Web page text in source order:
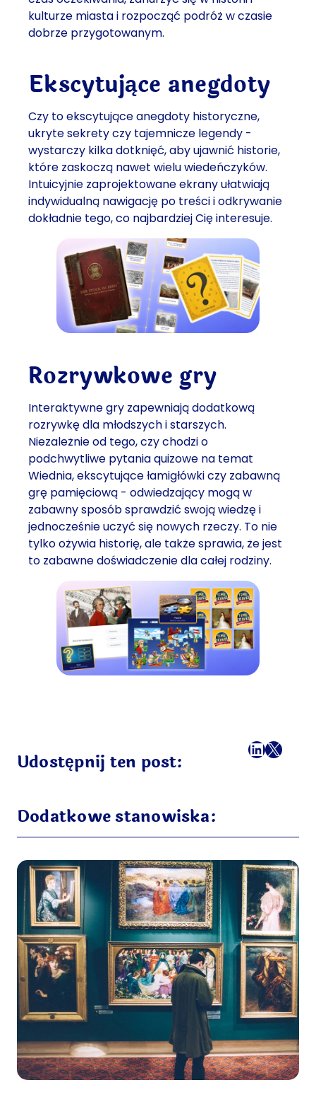
kulturze miasta i rozpocząć podróż w czasie
dobrze przygotowanym.
Ekscytujące anegdoty
Czy to ekscytujące anegdoty historyczne,
ukryte sekrety czy tajemnicze legendy -
wystarczy kilka dotknięć, aby ujawnić historie,
które zaskoczą nawet wielu wiedeńczyków.
Intuicyjnie zaprojektowane ekrany ułatwiają
indywidualną nawigację po treści i odkrywanie
dokładnie tego, co najbardziej Cię interesuje.
Rozrywkowe gry
Interaktywne gry zapewniają dodatkową
rozrywkę dla młodszych i starszych.
Niezależnie od tego, czy chodzi o
podchwytliwe pytania quizowe na temat
Wiednia, ekscytujące łamigłówki czy zabawną
grę pamięciową - odwiedzający mogą w
zabawny sposób sprawdzić swoją wiedzę i
jednocześnie uczyć się nowych rzeczy. To nie
tylko ożywia historię, ale także sprawia, że jest
to zabawne doświadczenie dla całej rodziny.
Udostępnij ten post:
Facebook
LinkedIn
X Mail
Dodatkowe stanowiska: